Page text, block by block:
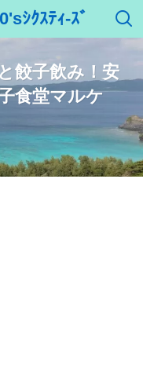
ｼｸｽﾃｨ-ｽﾞ
餃子飲み！安
食堂マルケ